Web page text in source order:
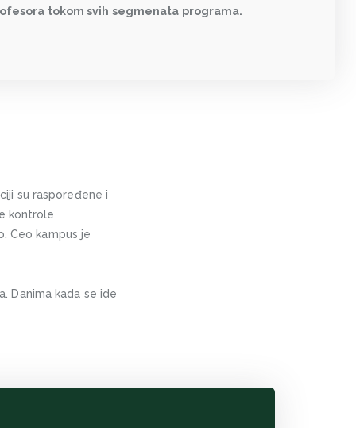
tokom svih segmenata programa.
su raspoređene i
kontrole
Ceo kampus je
Danima kada se ide